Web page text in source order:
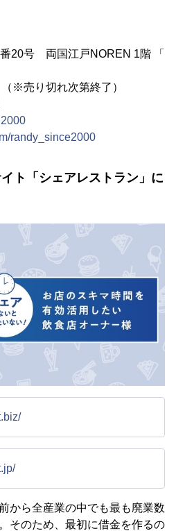
20号 両国江戸NOREN 1階 「
※売り切れ次第終了）
randy_since2000
ト「シェアレストラン」に
から全産業の中でも最も廃業数
そのため、最初に借金を作るの